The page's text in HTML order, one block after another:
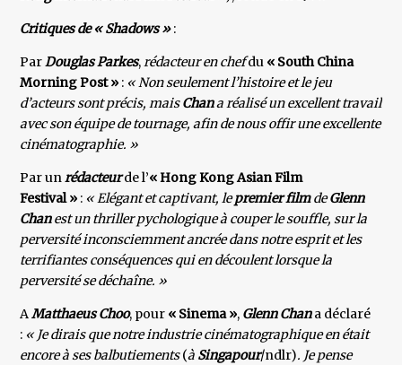
Critiques de « Shadows »:
ParDouglas Parkes,rédacteur en chefdu « South China
Morning Post » : « Non seulement l’histoire et le jeu
d’acteurs sont précis, maisChana réalisé un excellent travail
avec son équipe de tournage, afin de nous offir une excellente
cinématographie. »
Par unrédacteurde l’« Hong Kong Asian Film
Festival » : « Elégant et captivant, lepremier filmdeGlenn
Chanest un thriller pychologique à couper le souffle, sur la
perversité inconsciemment ancrée dans notre esprit et les
terrifiantes conséquences qui en découlent lorsque la
perversité se déchaîne. »
AMatthaeus Choo, pour « Sinema », Glenn Chana déclaré
: « Je dirais que notre industrie cinématographique en était
encore à ses balbutiements(à Singapour/ndlr). Je pense